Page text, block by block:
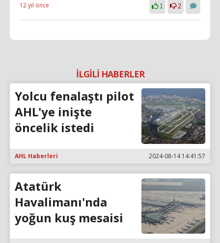
12 yıl önce 1 2
İLGİLİ HABERLER
Yolcu fenalaştı pilot
AHL'ye inişte
öncelik istedi
AHL Haberleri 2024-08-14 14:41:57
Atatürk
Havalimanı'nda
yoğun kuş mesaisi